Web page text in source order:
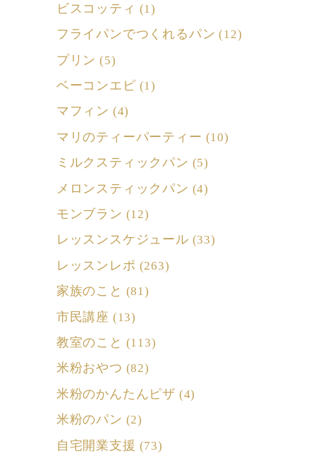
ビスコッティ (1)
フライパンでつくれるパン (12)
プリン (5)
ベーコンエピ (1)
マフィン (4)
マリのティーパーティー (10)
ミルクスティックパン (5)
メロンスティックパン (4)
モンブラン (12)
レッスンスケジュール (33)
レッスンレポ (263)
家族のこと (81)
市民講座 (13)
教室のこと (113)
米粉おやつ (82)
米粉のかんたんピザ (4)
米粉のパン (2)
自宅開業支援 (73)